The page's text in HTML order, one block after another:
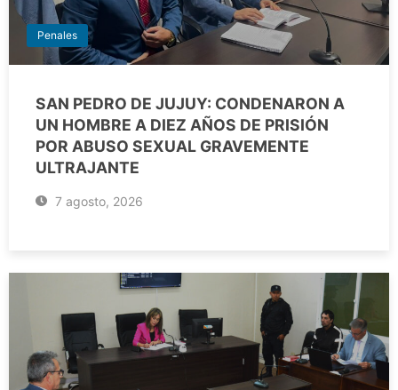
Penales
SAN PEDRO DE JUJUY: CONDENARON A
UN HOMBRE A DIEZ AÑOS DE PRISIÓN
POR ABUSO SEXUAL GRAVEMENTE
ULTRAJANTE
7 agosto, 2026